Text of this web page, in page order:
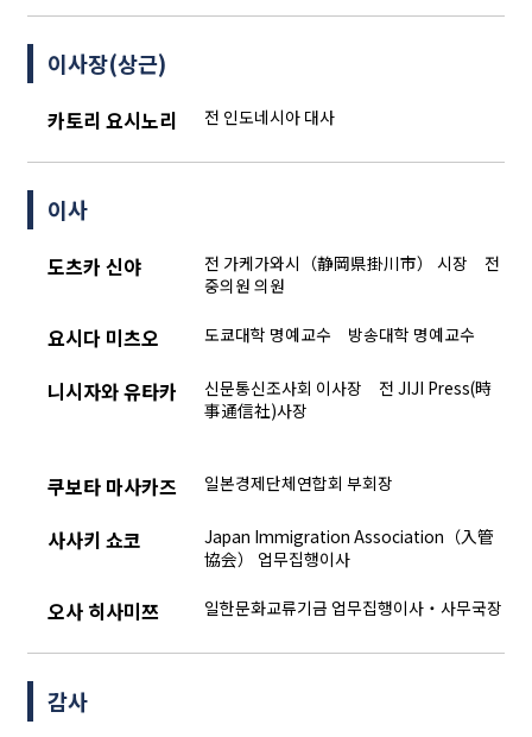
이사장(상근)
카토리 요시노리 전 인도네시아 대사
이사
도츠카 신야
전 가케가와시（静岡県掛川市） 시장 전
중의원 의원
요시다 미츠오 도쿄대학 명예교수 방송대학 명예교수
니시자와 유타카
신문통신조사회 이사장 전 JIJI Press(時
事通信社)사장
쿠보타 마사카즈 일본경제단체연합회 부회장
사사키 쇼코
Japan Immigration Association（入管
協会） 업무집행이사
오사 히사미쯔 일한문화교류기금 업무집행이사・사무국장
감사